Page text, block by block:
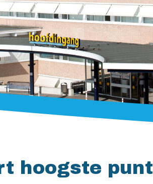
hoogste punt